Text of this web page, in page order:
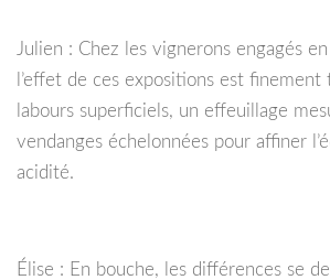
Julien : Chez les vignerons engagés
l’effet de ces expositions est finement
labours superficiels, un effeuillage
vendanges échelonnées pour affiner
acidité.
Élise : En bouche, les différences se